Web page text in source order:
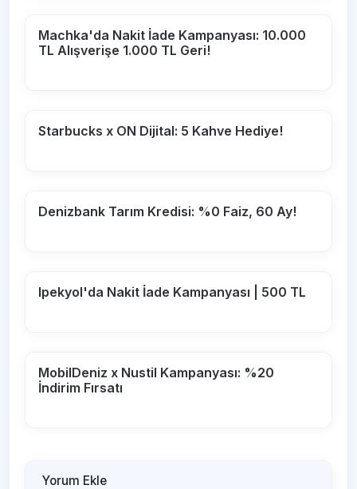
Machka'da Nakit İade Kampanyası: 10.000
TL Alışverişe 1.000 TL Geri!
Starbucks x ON Dijital: 5 Kahve Hediye!
Denizbank Tarım Kredisi: %0 Faiz, 60 Ay!
Ipekyol'da Nakit İade Kampanyası | 500 TL
MobilDeniz x Nustil Kampanyası: %20
İndirim Fırsatı
Yorum Ekle